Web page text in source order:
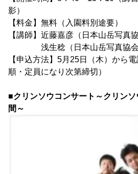
影）
【料金】無料（入園料別途要）
【講師】近藤嘉彦（日本山岳写真
浅生稔（日本山岳写真協会関
【申込方法】5月25日（木）から
順・定員になり次第締切）
■クリンソウコンサート～クリンソ
間～